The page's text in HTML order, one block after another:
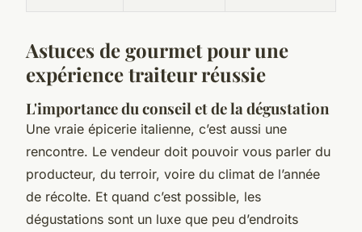
Astuces de gourmet pour une
expérience traiteur réussie
L'importance du conseil et de la dégustation
Une vraie épicerie italienne, c’est aussi une
rencontre. Le vendeur doit pouvoir vous parler du
producteur, du terroir, voire du climat de l’année
de récolte. Et quand c’est possible, les
dégustations sont un luxe que peu d’endroits